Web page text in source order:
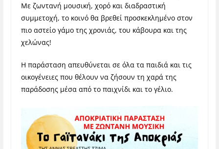
Με ζωντανή μουσική, χορό και διαδραστική
συμμετοχή, το κοινό θα βρεθεί προσκεκλημένο στον
πιο αστείο γάμο της χρονιάς, του κάβουρα και της
χελώνας!
Η παράσταση απευθύνεται σε όλα τα παιδιά και τις
οικογένειες που θέλουν να ζήσουν τη χαρά της
παράδοσης μέσα από το παιχνίδι και το γέλιο.